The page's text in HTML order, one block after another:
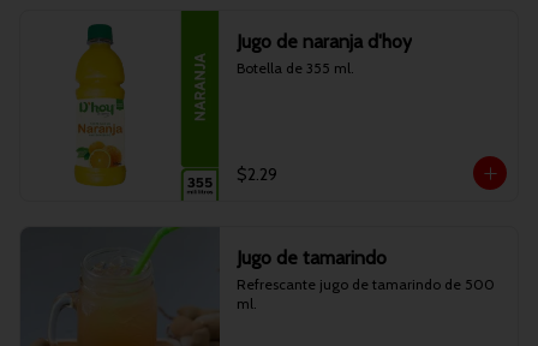
Jugo de naranja d'hoy
Botella de 355 ml.
$2.29
Jugo de tamarindo
Refrescante jugo de tamarindo de 500
ml.